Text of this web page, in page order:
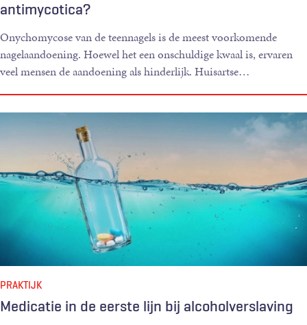
antimycotica?
Onychomycose van de teennagels is de meest voorkomende
nagelaandoening. Hoewel het een onschuldige kwaal is, ervaren
veel mensen de aandoening als hinderlijk. Huisartse…
Medicatie in de eerste lijn bij alcoholverslaving
PRAKTIJK